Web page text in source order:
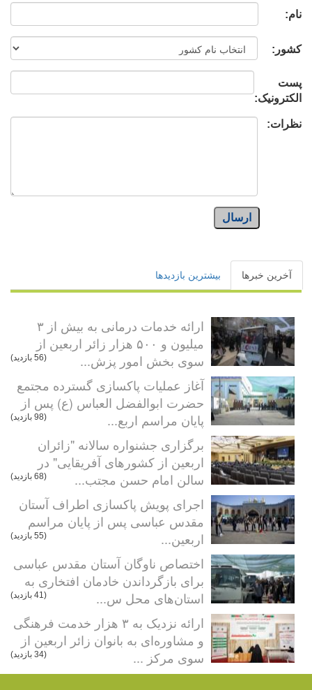
نام:
کشور:
پست
الکترونیک:
نظرات:
ارسال
آخرین خبرها بیشترین بازدیدها
ارائه خدمات درمانی به بیش از ۳
میلیون و ۵۰۰ هزار زائر اربعین از
سوی بخش امور پزش...
(56 بازدید)
آغاز عملیات پاکسازی گسترده مجتمع
حضرت ابوالفضل العباس (ع) پس از
پایان مراسم اربع...
(98 بازدید)
برگزاری جشنواره سالانه "زائران
اربعین از کشورهای آفریقایی" در
سالن امام حسن مجتب...
(68 بازدید)
اجرای پویش پاکسازی اطراف آستان
مقدس عباسی پس از پایان مراسم
اربعین...
(55 بازدید)
اختصاص ناوگان آستان مقدس عباسی
برای بازگرداندن خادمان افتخاری به
استان‌های محل س...
(41 بازدید)
ارائه نزدیک به ۳ هزار خدمت فرهنگی
و مشاوره‌ای به بانوان زائر اربعین از
سوی مرکز ...
(34 بازدید)